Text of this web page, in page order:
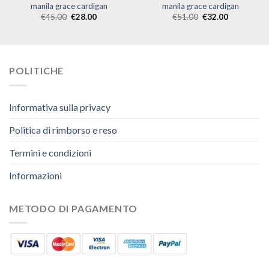
manila grace cardigan
€45.00 €28.00
manila grace cardigan
€51.00 €32.00
POLITICHE
Informativa sulla privacy
Politica di rimborso e reso
Termini e condizioni
Informazioni
METODO DI PAGAMENTO